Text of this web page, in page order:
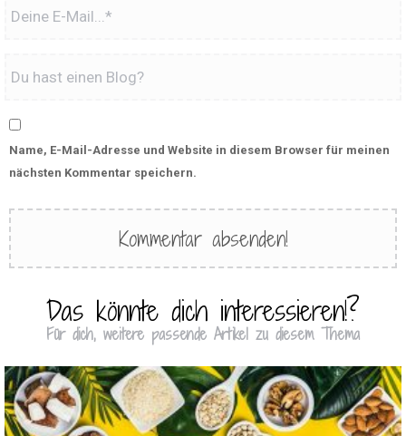
Name, E-Mail-Adresse und Website in diesem Browser für meinen
nächsten Kommentar speichern.
Das könnte dich interessieren!?
Für dich, weitere passende Artikel zu diesem Thema